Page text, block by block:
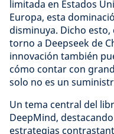
limitada en Estados
Europa, esta
disminuya. Dicho
torno a Deepseek de
innovación también
cómo contar con
solo no es un
Un tema central del
DeepMind,
estrategias